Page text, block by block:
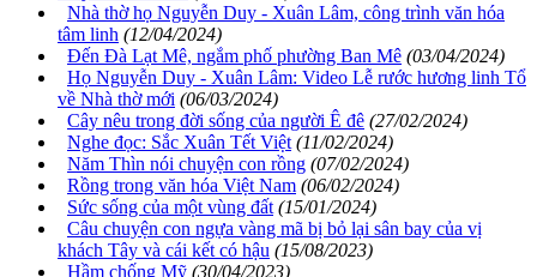
Nhà thờ họ Nguyễn Duy - Xuân Lâm, công trình văn hóa
tâm linh (12/04/2024)
Đến Đà Lạt Mê, ngắm phố phường Ban Mê (03/04/2024)
Họ Nguyễn Duy - Xuân Lâm: Video Lễ rước hương linh Tổ
về Nhà thờ mới (06/03/2024)
Cây nêu trong đời sống của người Ê đê (27/02/2024)
Nghe đọc: Sắc Xuân Tết Việt (11/02/2024)
Năm Thìn nói chuyện con rồng (07/02/2024)
Rồng trong văn hóa Việt Nam (06/02/2024)
Sức sống của một vùng đất (15/01/2024)
Câu chuyện con ngựa vàng mã bị bỏ lại sân bay của vị
khách Tây và cái kết có hậu (15/08/2023)
Hầm chống Mỹ (30/04/2023)